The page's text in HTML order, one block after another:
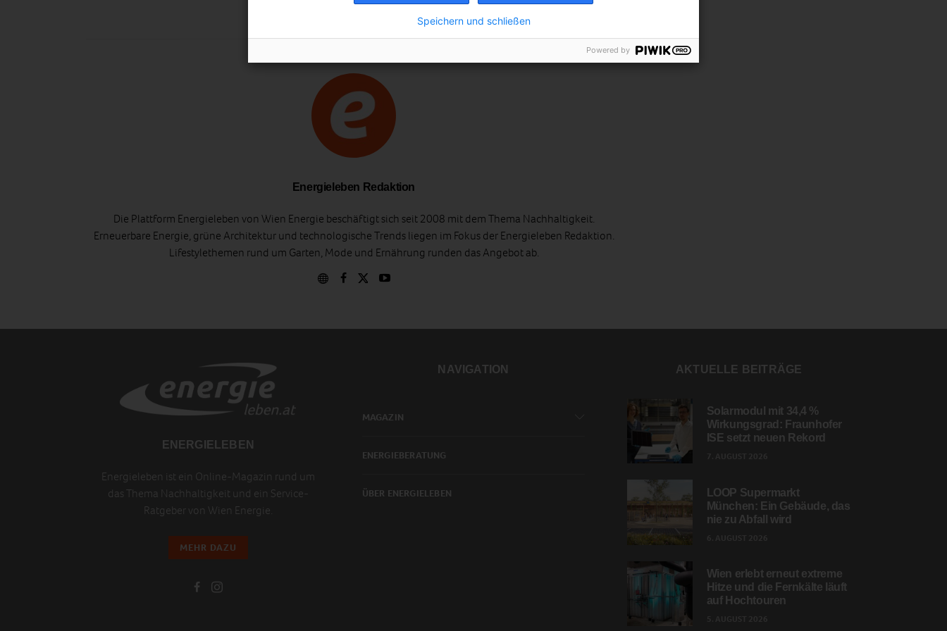
Energieleben Redaktion
Die Plattform Energieleben von Wien Energie beschäftigt sich seit 2008 mit dem Thema Nachhaltigkeit.
Erneuerbare Energie, grüne Architektur und technologische Trends liegen im Fokus der Energieleben Redaktion.
Lifestylethemen rund um Garten, Mode und Ernährung runden das Angebot ab.
ENERGIELEBEN
Energieleben ist ein Online-Magazin rund um
das Thema Nachhaltigkeit und ein Service-
Ratgeber von Wien Energie.
MEHR DAZU
NAVIGATION
MAGAZIN
ENERGIEBERATUNG
ÜBER ENERGIELEBEN
AKTUELLE BEITRÄGE
Solarmodul mit 34,4 %
Wirkungsgrad: Fraunhofer
ISE setzt neuen Rekord
LOOP Supermarkt
München: Ein Gebäude, das
nie zu Abfall wird
Wien erlebt erneut extreme
Hitze und die Fernkälte läuft
auf Hochtouren
Speichern und schließen
Powered by